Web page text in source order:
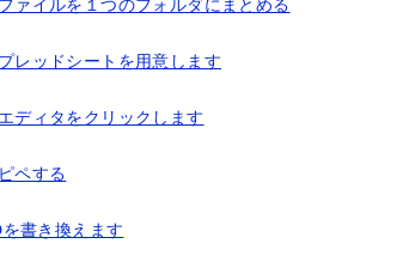
ァイルを１つのフォルダにまとめる
レッドシートを用意します
ディタをクリックします
ペする
書き換えます